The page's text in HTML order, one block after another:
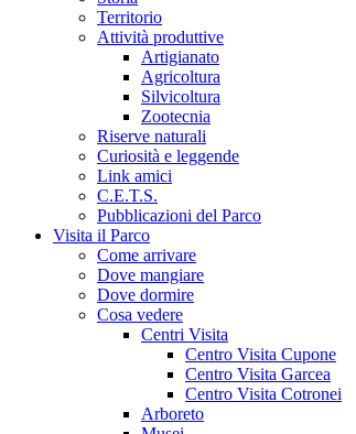
Territorio
Attività produttive
Artigianato
Agricoltura
Silvicoltura
Zootecnia
Riserve naturali
Curiosità e leggende
Link amici
C.E.T.S.
Pubblicazioni del Parco
Visita il Parco
Come arrivare
Dove mangiare
Dove dormire
Cosa vedere
Centri Visita
Centro Visita Cupone
Centro Visita Garcea
Centro Visita Cotronei
Arboreto